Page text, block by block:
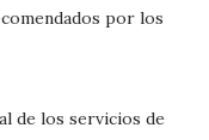
por los
de los servicios de